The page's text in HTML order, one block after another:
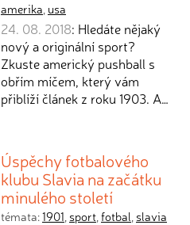
amerika, usa
24. 08. 2018: Hledáte nějaký
nový a originální sport?
Zkuste americký pushball s
obřím míčem, který vám
přiblíží článek z roku 1903. A…
Úspěchy fotbalového
klubu Slavia na začátku
minulého století
témata:1901, sport,fotbal, slavia